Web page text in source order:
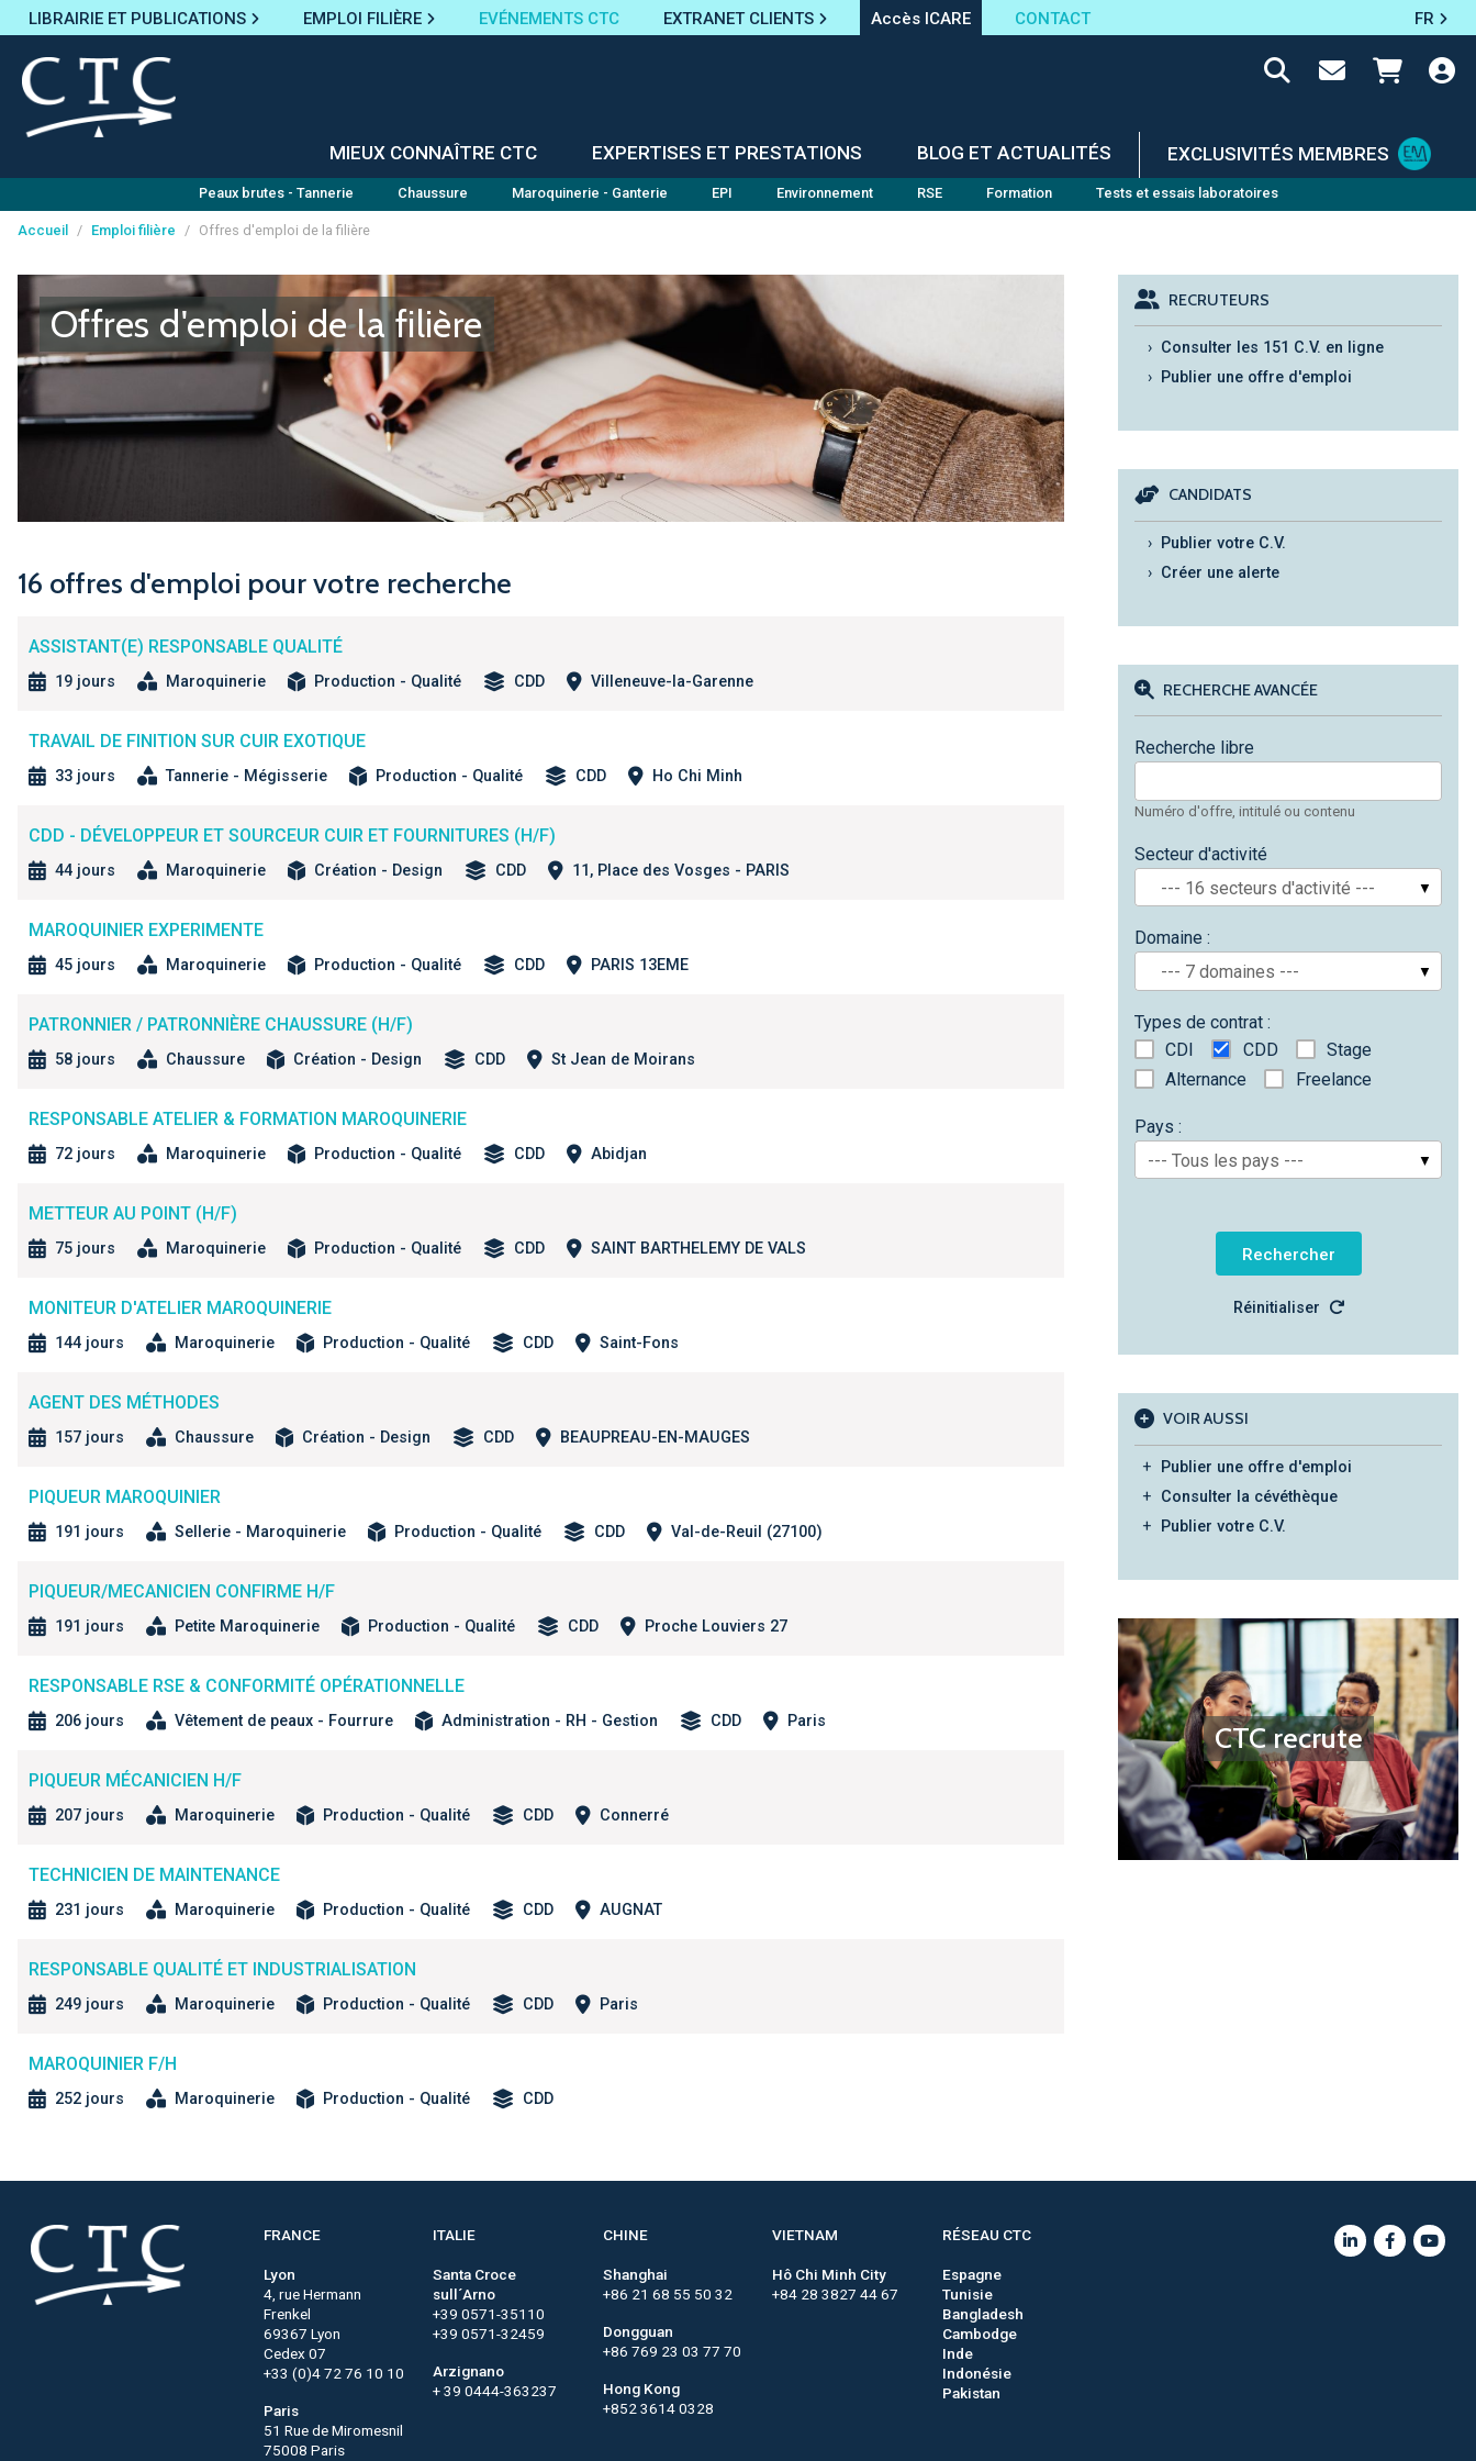
Panneau de gestion des cookies
LIBRAIRIE ET PUBLICATIONS EMPLOI FILIÈRE EVÉNEMENTS CTC EXTRANET CLIENTS Accès ICARE CONTACT FR
MIEUX CONNAÎTRE CTC EXPERTISES ET PRESTATIONS BLOG ET ACTUALITÉS EXCLUSIVITÉS MEMBRES
Peaux brutes - Tannerie Chaussure Maroquinerie - Ganterie EPI Environnement RSE Formation Tests et essais laboratoires
Accueil / Emploi filière / Offres d'emploi de la filière
Offres d'emploi de la filière
16 offres d'emploi pour votre recherche
ASSISTANT(E) RESPONSABLE QUALITÉ
19 jours Maroquinerie Production - Qualité CDD Villeneuve-la-Garenne
TRAVAIL DE FINITION SUR CUIR EXOTIQUE
33 jours Tannerie - Mégisserie Production - Qualité CDD Ho Chi Minh
CDD - DÉVELOPPEUR ET SOURCEUR CUIR ET FOURNITURES (H/F)
44 jours Maroquinerie Création - Design CDD 11, Place des Vosges - PARIS
MAROQUINIER EXPERIMENTE
45 jours Maroquinerie Production - Qualité CDD PARIS 13EME
PATRONNIER / PATRONNIÈRE CHAUSSURE (H/F)
58 jours Chaussure Création - Design CDD St Jean de Moirans
RESPONSABLE ATELIER & FORMATION MAROQUINERIE
72 jours Maroquinerie Production - Qualité CDD Abidjan
METTEUR AU POINT (H/F)
75 jours Maroquinerie Production - Qualité CDD SAINT BARTHELEMY DE VALS
MONITEUR D'ATELIER MAROQUINERIE
144 jours Maroquinerie Production - Qualité CDD Saint-Fons
AGENT DES MÉTHODES
157 jours Chaussure Création - Design CDD BEAUPREAU-EN-MAUGES
PIQUEUR MAROQUINIER
191 jours Sellerie - Maroquinerie Production - Qualité CDD Val-de-Reuil (27100)
PIQUEUR/MECANICIEN CONFIRME H/F
191 jours Petite Maroquinerie Production - Qualité CDD Proche Louviers 27
RESPONSABLE RSE & CONFORMITÉ OPÉRATIONNELLE
206 jours Vêtement de peaux - Fourrure Administration - RH - Gestion CDD Paris
PIQUEUR MÉCANICIEN H/F
207 jours Maroquinerie Production - Qualité CDD Connerré
TECHNICIEN DE MAINTENANCE
231 jours Maroquinerie Production - Qualité CDD AUGNAT
RESPONSABLE QUALITÉ ET INDUSTRIALISATION
249 jours Maroquinerie Production - Qualité CDD Paris
MAROQUINIER F/H
252 jours Maroquinerie Production - Qualité CDD
RECRUTEURS
Consulter les 151 C.V. en ligne
Publier une offre d'emploi
CANDIDATS
Publier votre C.V.
Créer une alerte
RECHERCHE AVANCÉE
Recherche libre
Numéro d'offre, intitulé ou contenu
Secteur d'activité
--- 16 secteurs d'activité ---
Domaine :
--- 7 domaines ---
Types de contrat :
CDI
CDD
Stage
Alternance
Freelance
Pays :
--- Tous les pays ---
Réinitialiser
VOIR AUSSI
Publier une offre d'emploi
Consulter la cévéthèque
Publier votre C.V.
CTC recrute
FRANCE
Lyon
4, rue Hermann
Frenkel
69367 Lyon
Cedex 07
+33 (0)4 72 76 10 10
Paris
51 Rue de Miromesnil
75008 Paris
ITALIE
Santa Croce
sull´Arno
+39 0571-35110
+39 0571-32459
Arzignano
+ 39 0444-363237
CHINE
Shanghai
+86 21 68 55 50 32
Dongguan
+86 769 23 03 77 70
Hong Kong
+852 3614 0328
VIETNAM
Hô Chi Minh City
+84 28 3827 44 67
RÉSEAU CTC
Espagne
Tunisie
Bangladesh
Cambodge
Inde
Indonésie
Pakistan